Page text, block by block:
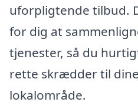
uforpligtende tilbud.
for dig at
tjenester, så du
rette skrædder til
lokalområde.